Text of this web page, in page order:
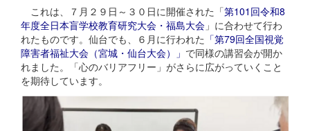
これは、７月２９日～３０日に開催された「第101回令和8
年度全日本盲学校教育研究大会・福島大会 」に合わせて行わ
れたものです。仙台でも、６月に行われた 「第79回全国視覚
障害者福祉大会（宮城・仙台大会）」 で同様の講習会が開か
れました。「心のバリアフリー」がさらに広がっていくこと
を期待しています。